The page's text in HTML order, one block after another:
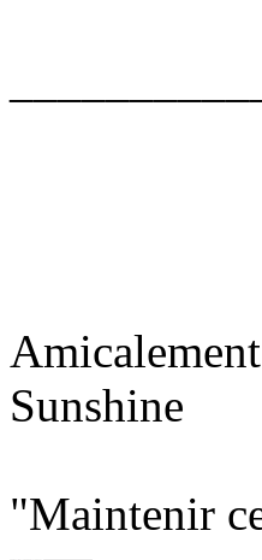
Amicalement
Sunshine
"Maintenir